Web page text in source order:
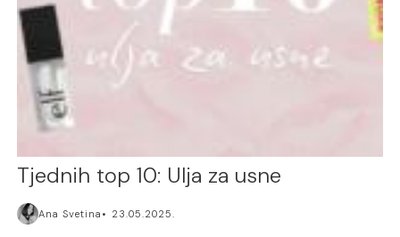
Tjednih top 10: Ulja za usne
Ana Svetina 23.05.2025.